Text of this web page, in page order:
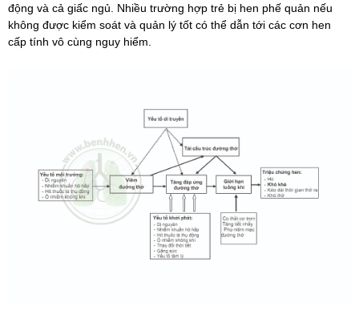
động và cả giấc ngủ. Nhiều trường hợp trẻ bị hen phế quản nếu
không được kiểm soát và quản lý tốt có thể dẫn tới các cơn hen
cấp tính vô cùng nguy hiểm.